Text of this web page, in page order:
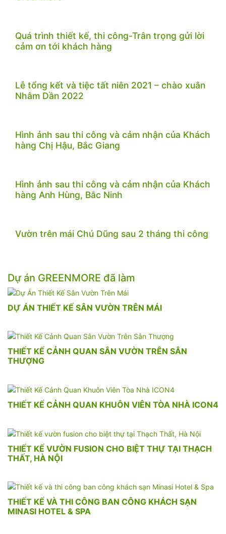
Quá trình thiết kế, thi công-Trân trọng gửi lời
cảm ơn tới khách hàng
Lễ tổng kết và tiệc tất niên 2021 – chào xuân
Nhâm Dần 2022
Hình ảnh sau thi công và cảm nhận của Khách
hàng Chị Hậu, Bắc Giang
Hình ảnh sau thi công và cảm nhận của Khách
hàng Anh Hùng, Bắc Ninh
Vườn trên mái Chú Dũng sau 2 tháng thi công
Dự án GREENMORE đã làm
DỰ ÁN THIẾT KẾ SÂN VƯỜN TRÊN MÁI
THIẾT KẾ CẢNH QUAN SÂN VƯỜN TRÊN SÂN
THƯỢNG
THIẾT KẾ CẢNH QUAN KHUÔN VIÊN TÒA NHÀ ICON4
THIẾT KẾ VƯỜN FUSION CHO BIỆT THỰ TẠI THẠCH
THẤT, HÀ NỘI
THIẾT KẾ VÀ THI CÔNG BAN CÔNG KHÁCH SẠN
MINASI HOTEL & SPA